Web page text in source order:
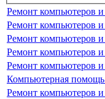
Ремонт компьютеров
Ремонт компьютеров
Ремонт компьютеров
Ремонт компьютеров
Ремонт компьютеров
Компьютерная помощь
Ремонт компьютеров